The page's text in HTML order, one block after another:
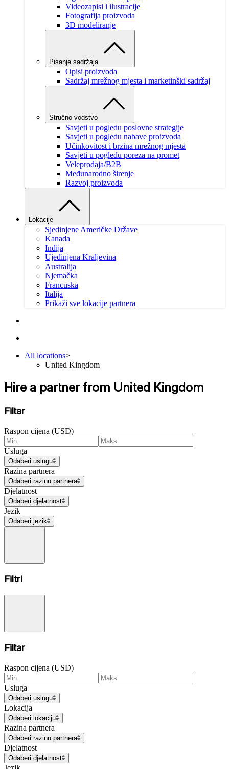
Videozapisi i ilustracije
Fotografija proizvoda
3D modeliranje
Pisanje sadržaja
Opisi proizvoda
Sadržaj mrežnog mjesta i marketinški sadržaj
Stručno vodstvo
Savjeti u pogledu poslovne strategije
Savjeti u pogledu nabave proizvoda
Učinkovitost i brzina mrežnog mjesta
Savjeti u pogledu poreza na promet
Veleprodaja/B2B
Međunarodno širenje
Razvoj proizvoda
Lokacije
Sjedinjene Američke Države
Kanada
Indija
Ujedinjena Kraljevina
Australija
Njemačka
Francuska
Italija
Prikaži sve lokacije partnera
All locations>
United Kingdom
Hire a partner from United Kingdom
Filtar
Raspon cijena (USD)
Usluga
Odaberi uslugu
Razina partnera
Odaberi razinu partnera
Djelatnost
Odaberi djelatnost
Jezik
Odaberi jezik
Filtri
Filtar
Raspon cijena (USD)
Usluga
Odaberi uslugu
Lokacija
Odaberi lokaciju
Razina partnera
Odaberi razinu partnera
Djelatnost
Odaberi djelatnost